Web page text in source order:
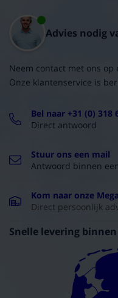
Advies nodig
Neem contact met ons
Onze klantenservice is
Bel naar +31 (0) 318
Direct antwoord
Stuur ons een mail
Antwoord binnen
Kom naar onze
Direct persoonlijk
Snelle levering